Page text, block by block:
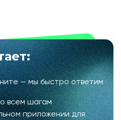
— мы быстро ответим
всем шагам
приложении для